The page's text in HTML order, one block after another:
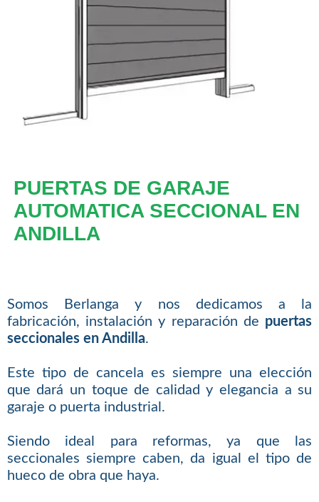
PUERTAS DE GARAJE
AUTOMATICA SECCIONAL EN
ANDILLA
Somos Berlanga y nos dedicamos a la
fabricación, instalación y reparación de puertas
seccionales en Andilla.
Este tipo de cancela es siempre una elección
que dará un toque de calidad y elegancia a su
garaje o puerta industrial.
Siendo ideal para reformas, ya que las
seccionales siempre caben, da igual el tipo de
hueco de obra que haya.